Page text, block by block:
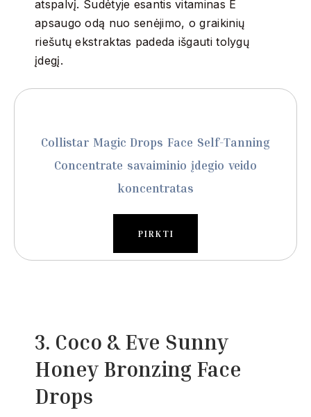
atspalvį. Sudėtyje esantis vitaminas E
apsaugo odą nuo senėjimo, o graikinių
riešutų ekstraktas padeda išgauti tolygų
įdegį.
Collistar Magic Drops Face Self-Tanning
Concentrate savaiminio įdegio veido
koncentratas
PIRKTI
3. Coco & Eve Sunny
Honey Bronzing Face
Drops